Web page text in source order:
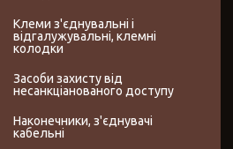
Клеми з'єднувальні і
відгалужувальні, клемні
колодки
Засоби захисту від
несанкціанованого доступу
Наконечники, з'єднувачі
кабельні